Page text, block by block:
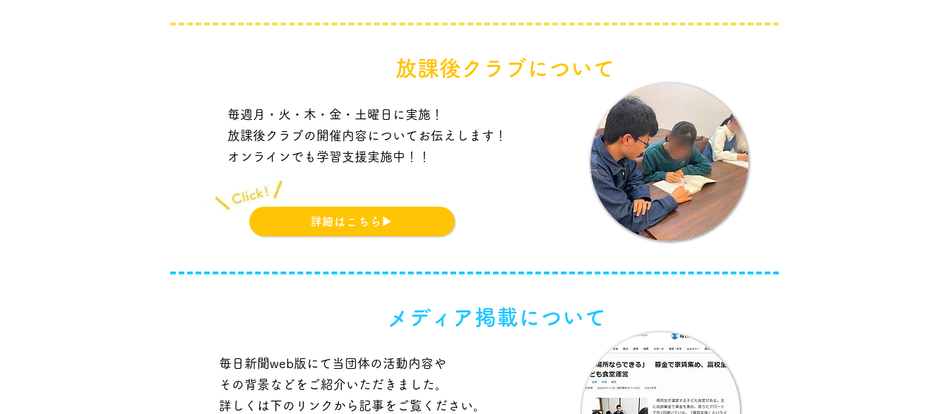
放課後クラブについて
毎週月・火・木・金・土曜日に実施！
放課後クラブの開催内容について お伝えします！
​オンラインでも学習支援実施中！！
詳細はこちら▶︎
メディア掲載について
毎日新聞web版にて当団体の活動内容や
その背景などをご紹介いただきました。
​詳しくは下のリンクから記事をご覧ください。